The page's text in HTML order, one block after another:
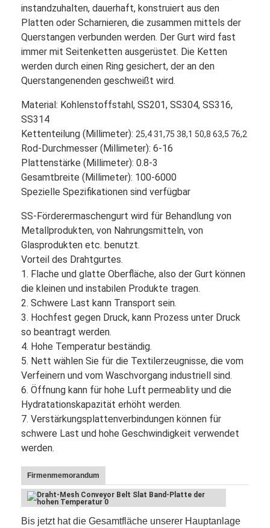
Produkte
instandzuhalten, dauerhaft, konstruiert aus den
Platten oder Scharnieren, die zusammen mittels der
Querstangen verbunden werden. Der Gurt wird fast
immer mit Seitenketten ausgerüstet. Die Ketten
werden durch einen Ring gesichert, der an den
Querstangenenden geschweißt wird.
Material: Kohlenstoffstahl,SS201,SS304,SS316,
SS314
Kettenteilung (Millimeter):25,4 31,75 38,1 50,8 63,5 76,2
Rod-Durchmesser (Millimeter):6-16
Plattenstärke (Millimeter):0.8-3
Gesamtbreite (Millimeter): 100-6000
Spezielle Spezifikationen sind verfügbar
SS-Förderermaschengurt wird für Behandlung von
Metallprodukten, von Nahrungsmitteln, von
Glasprodukten etc. benutzt.
Vorteil des Drahtgurtes.
1. Flache und glatte Oberfläche, also der Gurt können
die kleinen und instabilen Produkte tragen.
2. Schwere Last kann Transport sein.
3. Hochfest gegen Druck, kann Prozess unter Druck
so beantragt werden.
4. Hohe Temperatur beständig.
5. Nett wählen Sie für die Textilerzeugnisse, die vom
Verfeinern und vom Waschvorgang industriell sind.
6. Öffnung kann für hohe Luft permeablity und die
Hydratationskapazität erhöht werden.
7. Verstärkungsplattenverbindungen können für
schwere Last und hohe Geschwindigkeit verwendet
werden.
Firmenmemorandum
Bis jetzt hat die Gesamtfläche unserer Hauptanlage